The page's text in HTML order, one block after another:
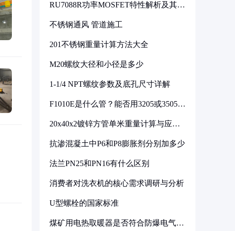
RU7088R功率MOSFET特性解析及其在
不锈钢通风 管道施工
201不锈钢重量计算方法大全
M20螺纹大径和小径是多少
1-1/4 NPT螺纹参数及底孔尺寸详解
F1010E是什么管？能否用3205或3505代
20x40x2镀锌方管单米重量计算与应用
抗渗混凝土中P6和P8膨胀剂分别加多少
法兰PN25和PN16有什么区别
消费者对洗衣机的核心需求调研与分析
U型螺栓的国家标准
煤矿用电热取暖器是否符合防爆电气设